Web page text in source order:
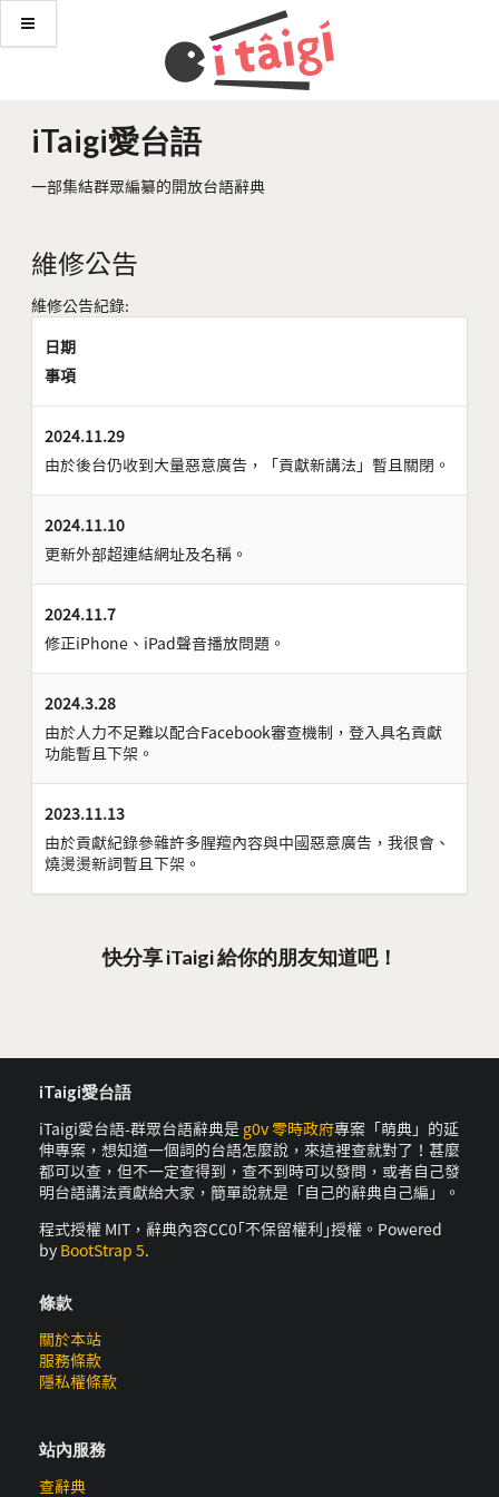
iTaigi愛台語
一部集結群眾編纂的開放台語辭典
維修公告
維修公告紀錄:
日期
事項
2024.11.29
由於後台仍收到大量惡意廣告，「貢獻新講法」暫且關閉。
2024.11.10
更新外部超連結網址及名稱。
2024.11.7
修正iPhone、iPad聲音播放問題。
2024.3.28
由於人力不足難以配合Facebook審查機制，登入具名貢獻
功能暫且下架。
2023.11.13
由於貢獻紀錄參雜許多腥羶內容與中國惡意廣告，我很會、
燒燙燙新詞暫且下架。
快分享 iTaigi 給你的朋友知道吧！
iTaigi愛台語
iTaigi愛台語-群眾台語辭典是 g0v 零時政府專案「萌典」的延
伸專案，想知道一個詞的台語怎麼說，來這裡查就對了！甚麼
都可以查，但不一定查得到，查不到時可以發問，或者自己發
明台語講法貢獻給大家，簡單說就是「自己的辭典自己編」。
程式授權 MIT，辭典內容CC0｢不保留權利｣授權。Powered
by BootStrap 5.
條款
關於本站
服務條款
隱私權條款
站內服務
查辭典